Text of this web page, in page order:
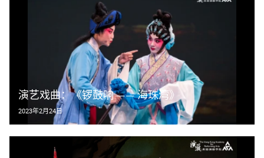
演艺戏曲：《锣鼓响 —— 海珠湾》
2023年2月24日